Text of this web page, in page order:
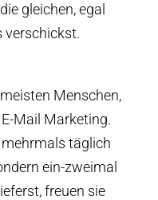
gleichen, egal
verschickst.
Menschen,
Mail Marketing.
täglich
ein-zweimal
freuen sie